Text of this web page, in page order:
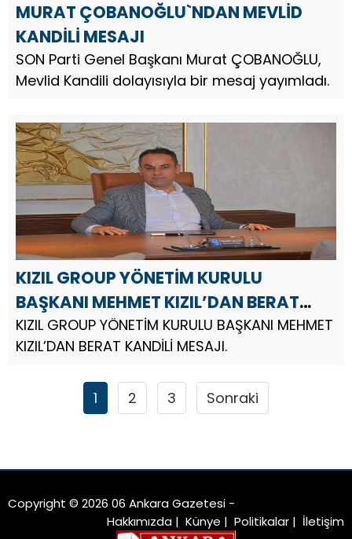
MURAT ÇOBANOĞLU`NDAN MEVLİD
KANDİLİ MESAJI
SON Parti Genel Başkanı Murat ÇOBANOĞLU,
Mevlid Kandili dolayısıyla bir mesaj yayımladı.
KIZIL GROUP YÖNETİM KURULU
BAŞKANI MEHMET KIZIL’DAN BERAT
KANDİLİ MESAJI
KIZIL GROUP YÖNETİM KURULU BAŞKANI MEHMET
KIZIL’DAN BERAT KANDİLİ MESAJI.
1 2 3 Sonraki
Copyright © 2026 06 Ankara Gazetesi -
Hakkımızda | Künye | Politikalar | İletişim